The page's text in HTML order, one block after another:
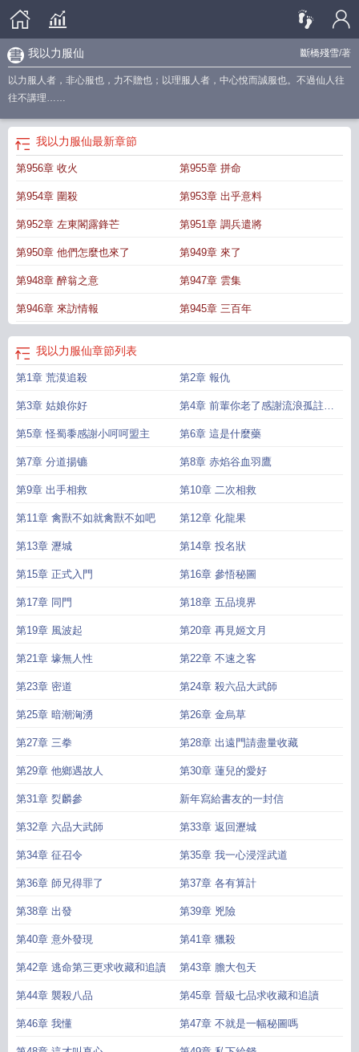
斷橋殘雪/著
我以力服仙
以力服人者，非心服也，力不贍也；以理服人者，中心悅而誠服也。不過仙人往
往不講理……
我以力服仙最新章節
第956章 收火 第955章 拼命
第954章 圍殺 第953章 出乎意料
第952章 左東閣露鋒芒 第951章 調兵遣將
第950章 他們怎麼也來了 第949章 來了
第948章 醉翁之意 第947章 雲集
第946章 來訪情報 第945章 三百年
我以力服仙章節列表
第1章 荒漠追殺 第2章 報仇
第3章 姑娘你好 第4章 前輩你老了感謝流浪孤註一
擲白銀大盟
第5章 怪蜀黍感謝小呵呵盟主 第6章 這是什麼藥
第7章 分道揚镳 第8章 赤焰谷血羽鷹
第9章 出手相救 第10章 二次相救
第11章 禽獸不如就禽獸不如吧 第12章 化龍果
第13章 瀝城 第14章 投名狀
第15章 正式入門 第16章 參悟秘圖
第17章 同門 第18章 五品境界
第19章 風波起 第20章 再見姬文月
第21章 壕無人性 第22章 不速之客
第23章 密道 第24章 殺六品大武師
第25章 暗潮洶湧 第26章 金烏草
第27章 三拳 第28章 出遠門請盡量收藏
第29章 他鄉遇故人 第30章 蓮兒的愛好
第31章 烮麟參 新年寫給書友的一封信
第32章 六品大武師 第33章 返回瀝城
第34章 征召令 第35章 我一心浸淫武道
第36章 師兄得罪了 第37章 各有算計
第38章 出發 第39章 兇險
第40章 意外發現 第41章 獵殺
第42章 逃命第三更求收藏和追讀 第43章 膽大包天
第44章 襲殺八品 第45章 晉級七品求收藏和追讀
第46章 我懂 第47章 不就是一幅秘圖嗎